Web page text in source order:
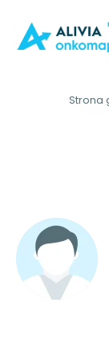
Strona